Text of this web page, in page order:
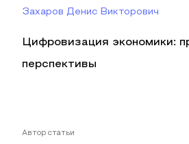
Захаров Денис Викторович
Цифровизация экономики:
перспективы
Автор статьи